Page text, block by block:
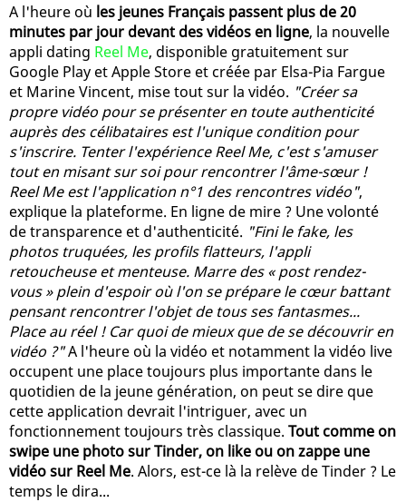
A l'heure où les jeunes Français passent plus de 20
minutes par jour devant des vidéos en ligne, la nouvelle
appli dating Reel Me, disponible gratuitement sur
Google Play et Apple Store et créée par Elsa-Pia Fargue
et Marine Vincent, mise tout sur la vidéo. "Créer sa
propre vidéo pour se présenter en toute authenticité
auprès des célibataires est l'unique condition pour
s'inscrire. Tenter l'expérience Reel Me, c'est s'amuser
tout en misant sur soi pour rencontrer l'âme-sœur !
Reel Me est l'application n°1 des rencontres vidéo",
explique la plateforme. En ligne de mire ? Une volonté
de transparence et d'authenticité. "Fini le fake, les
photos truquées, les profils flatteurs, l'appli
retoucheuse et menteuse. Marre des « post rendez-
vous » plein d'espoir où l'on se prépare le cœur battant
pensant rencontrer l'objet de tous ses fantasmes...
Place au réel ! Car quoi de mieux que de se découvrir en
vidéo ?"A l'heure où la vidéo et notamment la vidéo live
occupent une place toujours plus importante dans le
quotidien de la jeune génération, on peut se dire que
cette application devrait l'intriguer, avec un
fonctionnement toujours très classique. Tout comme on
swipe une photo sur Tinder, on like ou on zappe une
vidéo sur Reel Me. Alors, est-ce là la relève de Tinder ? Le
temps le dira...